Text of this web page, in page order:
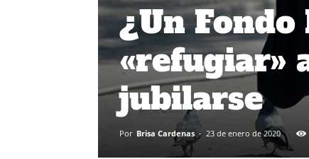
¿Un Fondo
«refugiar»
jubilarse
Por Brisa Cardenas - 23 de enero de 2020